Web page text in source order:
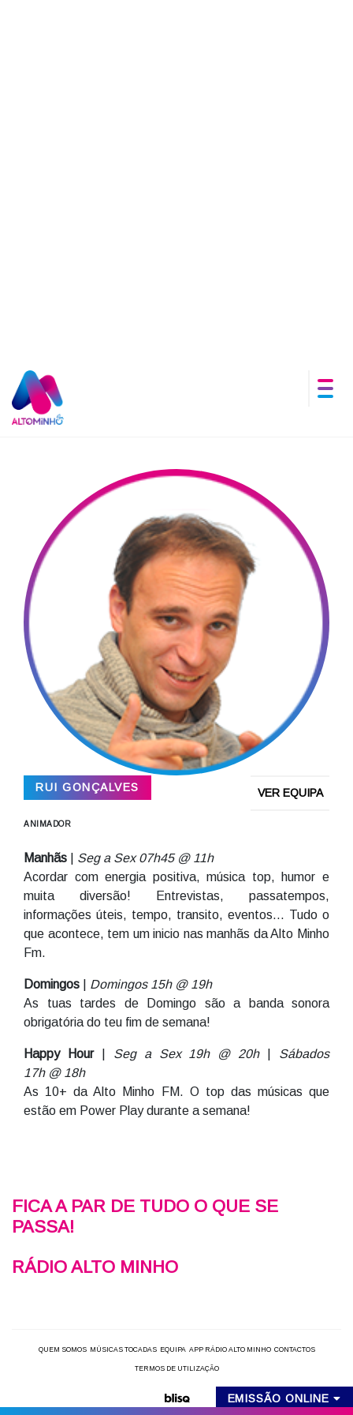
EMISSÃO ONLINE
VER EQUIPA
RUI GONÇALVES
ANIMADOR
Manhãs
Seg a Sex 07h45 @ 11h
Acordar com energia positiva, música top, humor e
muita diversão! Entrevistas, passatempos,
informações úteis, tempo, transito, eventos… Tudo o
que acontece, tem um inicio nas manhãs da Alto Minho
Fm.
Domingos
Domingos 15h @ 19h
As tuas tardes de Domingo são a banda sonora
obrigatória do teu fim de semana!
Happy Hour| Seg a Sex 19h @ 20h| Sábados
17h @ 18h
As 10+ da Alto Minho FM. O top das músicas que
estão em Power Play durante a semana!
FICA A PAR DE TUDO O QUE SE
PASSA!
RÁDIO ALTO MINHO
QUEM SOMOS MÚSICAS TOCADAS EQUIPA APP RÁDIO ALTO MINHO CONTACTOS
TERMOS DE UTILIZAÇÃO